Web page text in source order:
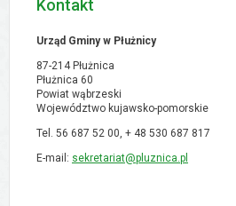
Kontakt
Urząd Gminy w Płużnicy
87-214 Płużnica
Płużnica 60
Powiat wąbrzeski
Województwo kujawsko-pomorskie
Tel. 56 687 52 00, + 48 530 687 817
E-mail: sekretariat@pluznica.pl